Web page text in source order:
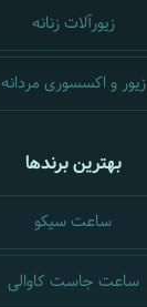
زیورآلات زنانه
زیور و اکسسوری مردانه
بهترین برندها
ساعت سیکو
ساعت جاست کاوالی